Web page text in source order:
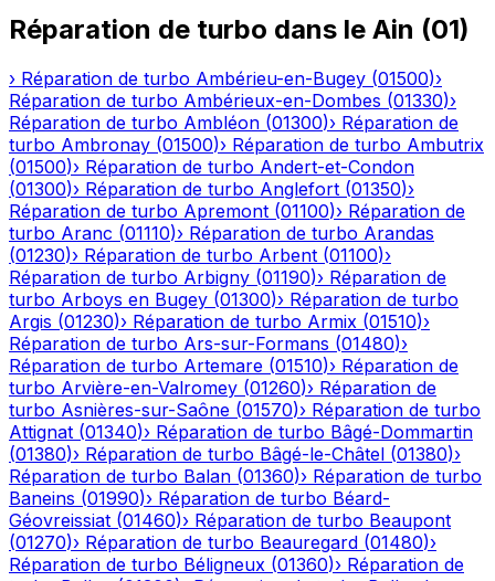
Réparation de turbo dans le Ain (01)
› Réparation de turbo Ambérieu-en-Bugey (01500)›
Réparation de turbo Ambérieux-en-Dombes (01330)›
Réparation de turbo Ambléon (01300)› Réparation de
turbo Ambronay (01500)› Réparation de turbo Ambutrix
(01500)› Réparation de turbo Andert-et-Condon
(01300)› Réparation de turbo Anglefort (01350)›
Réparation de turbo Apremont (01100)› Réparation de
turbo Aranc (01110)› Réparation de turbo Arandas
(01230)› Réparation de turbo Arbent (01100)›
Réparation de turbo Arbigny (01190)› Réparation de
turbo Arboys en Bugey (01300)› Réparation de turbo
Argis (01230)› Réparation de turbo Armix (01510)›
Réparation de turbo Ars-sur-Formans (01480)›
Réparation de turbo Artemare (01510)› Réparation de
turbo Arvière-en-Valromey (01260)› Réparation de
turbo Asnières-sur-Saône (01570)› Réparation de turbo
Attignat (01340)› Réparation de turbo Bâgé-Dommartin
(01380)› Réparation de turbo Bâgé-le-Châtel (01380)›
Réparation de turbo Balan (01360)› Réparation de turbo
Baneins (01990)› Réparation de turbo Béard-
Géovreissiat (01460)› Réparation de turbo Beaupont
(01270)› Réparation de turbo Beauregard (01480)›
Réparation de turbo Béligneux (01360)› Réparation de